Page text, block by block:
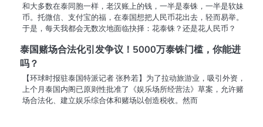
和大多数在泰同胞一样，老汉账上的钱，一半是泰铢，一半是软妹
币。托微信、支付宝的福，在泰国想把人民币花出去，轻而易举。
于是，每天我都会无数次地面临抉择：花泰铢？还是花人民币？
泰国赌场合法化引发争议！5000万泰铢门槛，你能进
吗？
【环球时报驻泰国特派记者 张矜若】为了拉动旅游业，吸引外资，
上个月泰国内阁已原则性批准了《娱乐场所经营法》草案，允许赌
场合法化、建立娱乐综合体和赌场以创造税收。然而